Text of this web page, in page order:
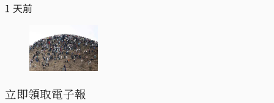
1 天前
立即領取電子報